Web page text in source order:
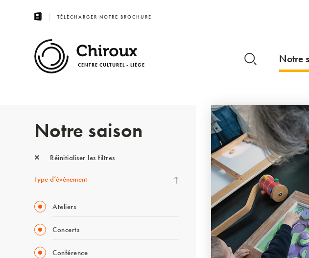
TÉLÉCHARGER NOTRE BROCHURE
CENTRE CULTUREL - LIÈGE Notre
Notre saison
Réinitialiser les filtres
Type d’événement
Ateliers
Concerts
Conférence